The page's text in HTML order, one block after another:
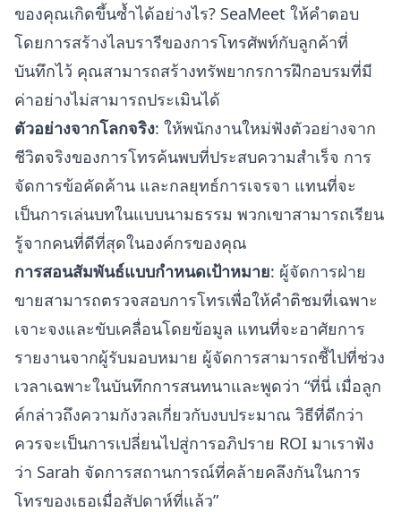
ของคุณเกิดขึ้นซ้ำได้อย่างไร? SeaMeet ให้คำตอบ
โดยการสร้างไลบรารีของการโทรศัพท์กับลูกค้าที่
บันทึกไว้ คุณสามารถสร้างทรัพยากรการฝึกอบรมที่มี
ค่าอย่างไม่สามารถประเมินได้
ตัวอย่างจากโลกจริง: ให้พนักงานใหม่ฟังตัวอย่างจาก
ชีวิตจริงของการโทรค้นพบที่ประสบความสำเร็จ การ
จัดการข้อคัดค้าน และกลยุทธ์การเจรจา แทนที่จะ
เป็นการเล่นบทในแบบนามธรรม พวกเขาสามารถเรียน
รู้จากคนที่ดีที่สุดในองค์กรของคุณ
การสอนสัมพันธ์แบบกำหนดเป้าหมาย: ผู้จัดการฝ่าย
ขายสามารถตรวจสอบการโทรเพื่อให้คำติชมที่เฉพาะ
เจาะจงและขับเคลื่อนโดยข้อมูล แทนที่จะอาศัยการ
รายงานจากผู้รับมอบหมาย ผู้จัดการสามารถชี้ไปที่ช่วง
เวลาเฉพาะในบันทึกการสนทนาและพูดว่า “ที่นี่ เมื่อลูก
ค์กล่าวถึงความกังวลเกี่ยวกับงบประมาณ วิธีที่ดีกว่า
ควรจะเป็นการเปลี่ยนไปสู่การอภิปราย ROI มาเราฟัง
ว่า Sarah จัดการสถานการณ์ที่คล้ายคลึงกันในการ
โทรของเธอเมื่อสัปดาห์ที่แล้ว”